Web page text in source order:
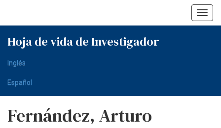
Hoja de vida de Investigador
Inglés
Español
Fernández, Arturo